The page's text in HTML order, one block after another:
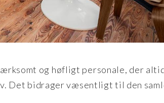
og høfligt personale, der
Det bidrager væsentligt til den